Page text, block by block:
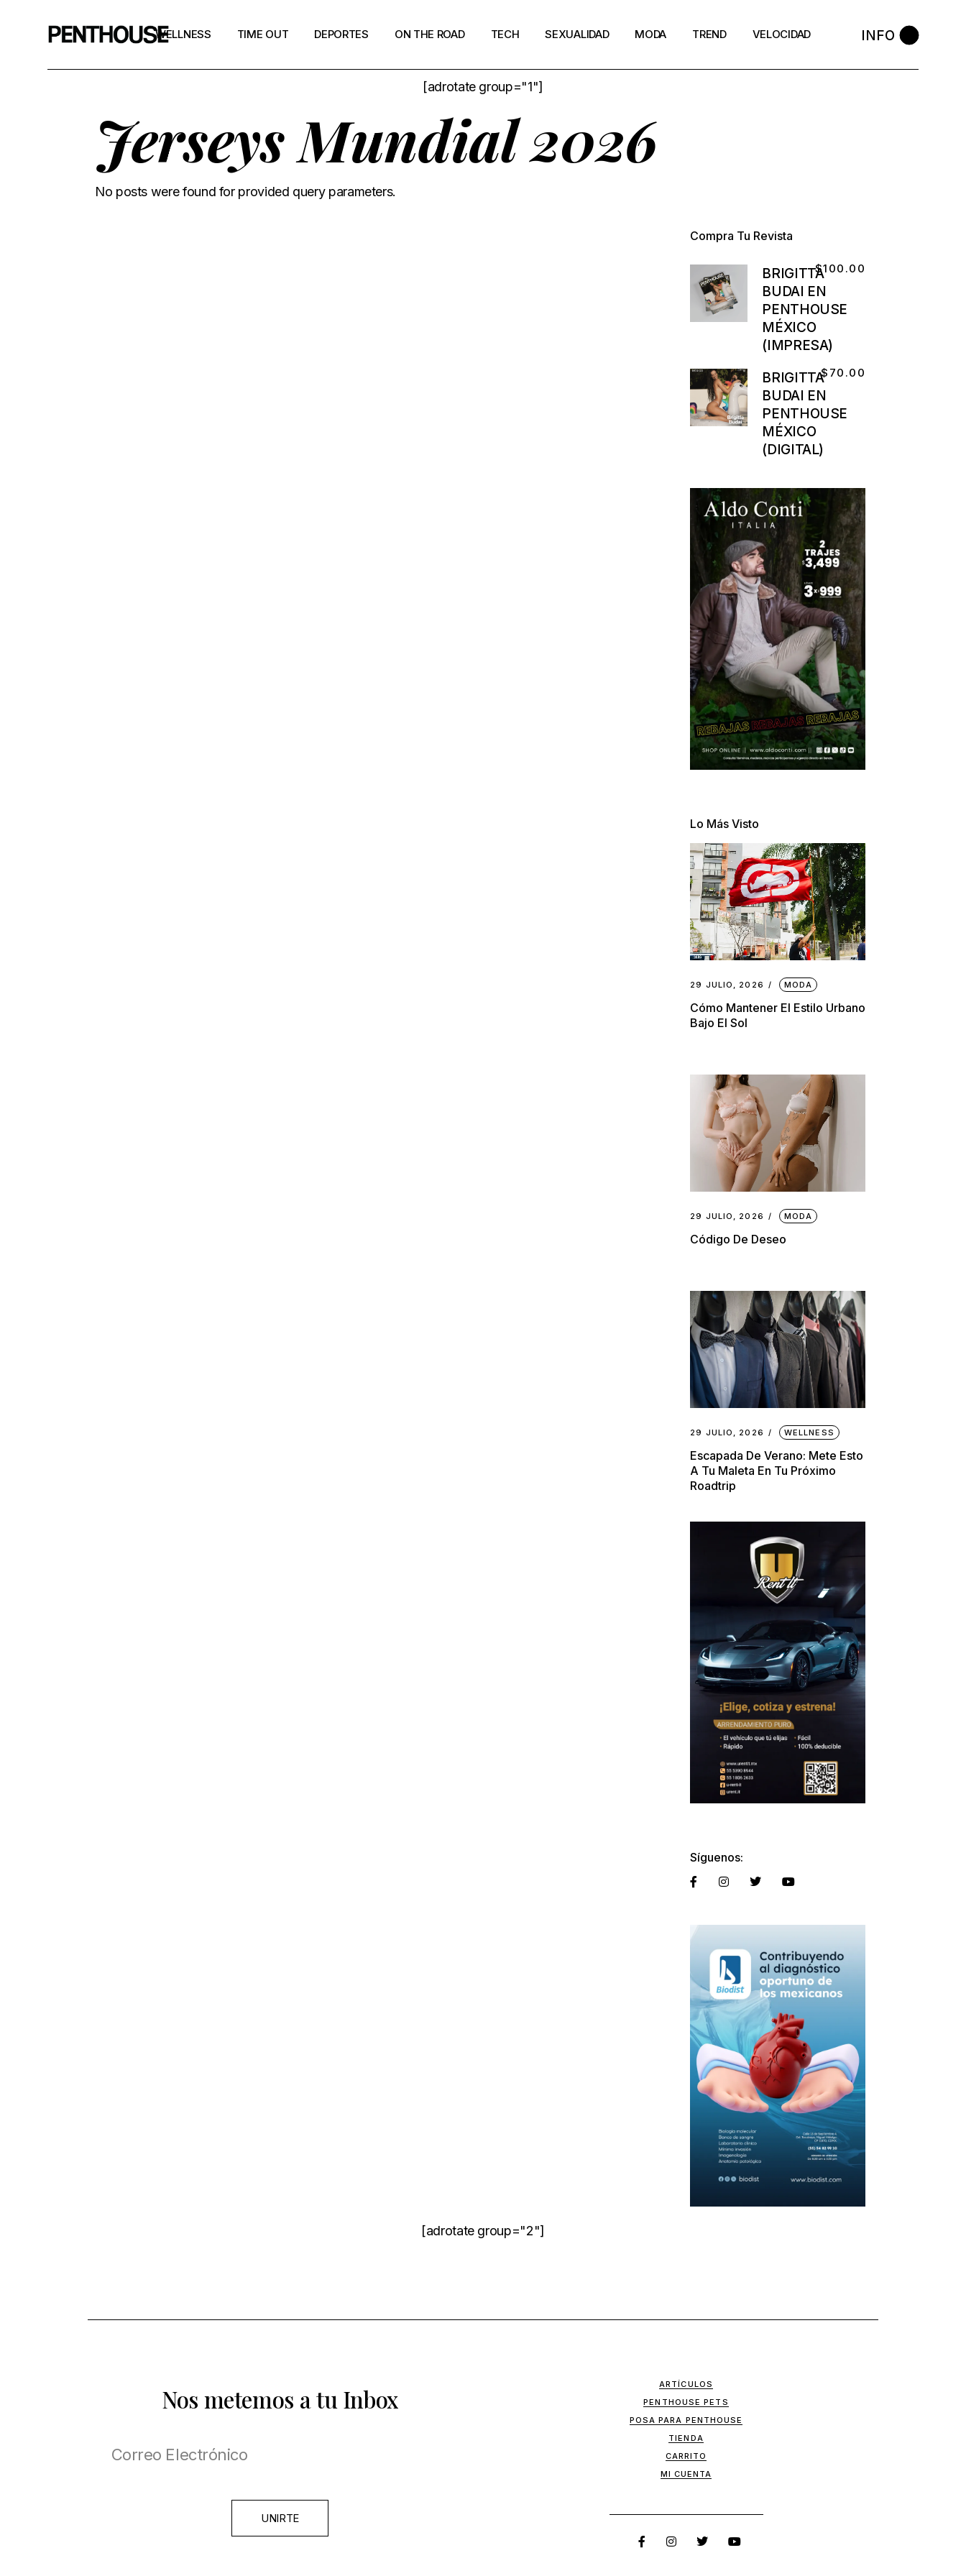
WELLNESS TIME OUT DEPORTES ON THE ROAD TECH SEXUALIDAD MODA TREND VELOCIDAD INFO
[adrotate group="1"]
Jerseys Mundial 2026
No posts were found for provided query parameters.
Compra Tu Revista
BRIGITTA
BUDAI EN
PENTHOUSE
MÉXICO
(IMPRESA)
$100.00
BRIGITTA
BUDAI EN
PENTHOUSE
MÉXICO
(DIGITAL)
$ 70.00
Lo Más Visto
29 JULIO, 2026 MODA
Cómo Mantener El Estilo Urbano
Bajo El Sol
29 JULIO, 2026 MODA
Código De Deseo
29 JULIO, 2026 WELLNESS
Escapada De Verano: Mete Esto
A Tu Maleta En Tu Próximo
Roadtrip
Síguenos:
[adrotate group="2"]
Nos metemos a tu Inbox
UNIRTE
ARTÍCULOS
PENTHOUSE PETS
POSA PARA PENTHOUSE
TIENDA
CARRITO
MI CUENTA